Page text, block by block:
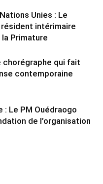
Unies : Le
intérimaire
Primature
chorégraphe qui fait
contemporaine
: Le PM Ouédraogo
de l’organisation